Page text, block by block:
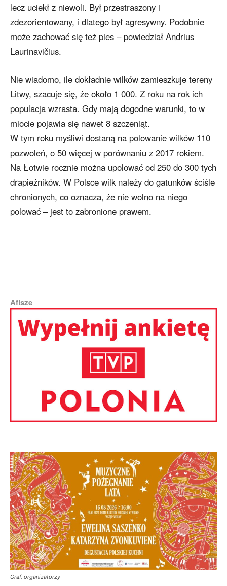
lecz uciekł z niewoli. Był przestraszony i
zdezorientowany, i dlatego był agresywny. Podobnie
może zachować się też pies – powiedział Andrius
Laurinavičius.
Nie wiadomo, ile dokładnie wilków zamieszkuje tereny
Litwy, szacuje się, że około 1 000. Z roku na rok ich
populacja wzrasta. Gdy mają dogodne warunki, to w
miocie pojawia się nawet 8 szczeniąt.
W tym roku myśliwi dostaną na polowanie wilków 110
pozwoleń, o 50 więcej w porównaniu z 2017 rokiem.
Na Łotwie rocznie można upolować od 250 do 300 tych
drapieżników. W Polsce wilk należy do gatunków ściśle
chronionych, co oznacza, że nie wolno na niego
polować – jest to zabronione prawem.
Afisze
Graf. organizatorzy